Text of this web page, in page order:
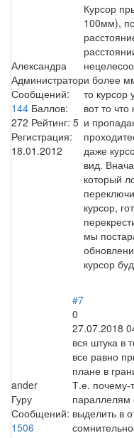
Александра
Администратор
Сообщений:
144 Баллов:
272 Рейтинг: 5
Регистрация:
18.01.2012
Курсор
100мм),
и более
то курсор
вот то
и
даже
вид.
который
курсор,
мы
курсор
ander
Гуру
Сообщений:
1506
#7
0
27.07.2018
вся штука в
все равно
плане в
Т.е. почему-
параллелям
выделить в